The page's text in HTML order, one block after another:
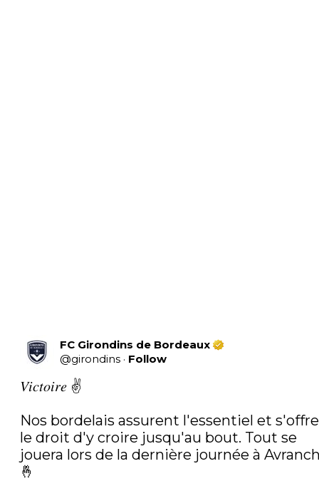
FC Girondins de Bordeaux
@girondins · Follow
𝑉𝑖𝑐𝑡𝑜𝑖𝑟𝑒 ✌️
Nos bordelais assurent l'essentiel et
le droit d'y croire jusqu'au bout. Tout se
jouera lors de la dernière journée à
🤞